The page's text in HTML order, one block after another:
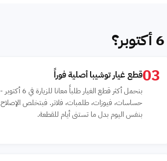
03قطع غيار توشيبا أصلية فوراً
بنحمل أكثر قطع الغيار طلباً معانا للزيارة في 6 أكتوبر -
حساسات، فيوزات، طلمبات، فلاتر. فبتخلص الإصلاح
بنفس اليوم بدل ما تستنى أيام للقطعة.